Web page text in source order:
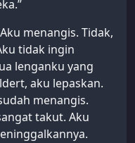
menangis. Tidak,
tidak ingin
lenganku yang
aku lepaskan.
menangis.
takut. Aku